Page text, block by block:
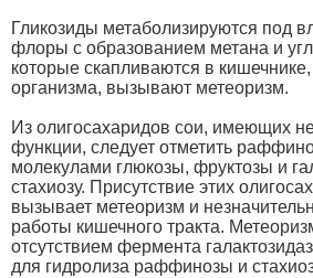
Гликозиды метаболизируются под
флоры с образованием метана и
которые скапливаются в
организма, вызывают метеоризм.
Из олигосахаридов сои, имеющих
функции, следует отметить
молекулами глюкозы, фруктозы и
стахиозу. Присутствие этих
вызывает метеоризм и
работы кишечного тракта.
отсутствием фермента
для гидролиза раффинозы и